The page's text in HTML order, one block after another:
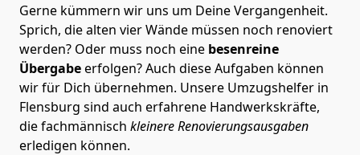
Gerne kümmern wir uns um Deine Vergangenheit.
Sprich, die alten vier Wände müssen noch renoviert
werden? Oder muss noch eine besenreine
Übergabeerfolgen? Auch diese Aufgaben können
wir für Dich übernehmen. Unsere Umzugshelfer in
Flensburg sind auch erfahrene Handwerkskräfte,
die fachmännisch kleinere Renovierungsausgaben
erledigen können.